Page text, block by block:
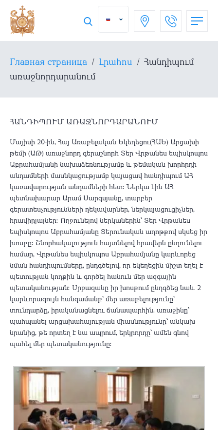
Главная страница / Լրահոս / Հանդիպում
առաջնորդարանում
ՀԱՆԴԻՊՈՒՄ ԱՌԱՋՆՈՐԴԱՐԱՆՈՒՄ
​Մայիսի 20-ին, Հայ Առաքելական Եկեղեցու(ՀԱԵ) Արցախի
թեմի (ԱԹ) առաջնորդ գերաշնորհ Տեր Վրթանես եպիսկոպոս
Աբրահամյանի նախաձեռնությամբ և թեմական խորհրդի
անդամների մասնկացությամբ կայացավ հանդիպում ԱՀ
կառավարության անդամների հետ։ Ներկա էին ԱՀ
պետնախարար Արամ Սարգսյանը, տարբեր
գերատեսչությունների ղեկավարներ, ներկայացուցիչներ,
հրավիրյալներ։ Ողջունելով ներկաներին՝ Տեր Վրթանես
եպիսկոպոս Աբրահամյանը Տերունական աղոթքով սկսեց իր
խոսքը։ Շնորհակալություն հայտնելով հրավերն ընդունելու
համար, Վրթանես եպիսկոպոս Աբրահամյանը կարևորեց
նման հանդիպումները, ընդգծելով, որ եկեղեցին միշտ եղել է
պետության կողքին և գործել հանուն մեր ազգային
պետականության։ Սրբազանը իր խոսքում ընդգծեց նաև 2
կարևորագույն հանգամանք՝ մեր առաքելությունը՝
տունդարձը, իրականացնելու ճանապարհին․ առաջինը՝
պահպանել արցախահայության միասնությունը՝ անկախ
նրանից, թե որտեղ է նա ապրում, երկրորդը՝ ամեն գնով
պահել մեր պետականությունը։